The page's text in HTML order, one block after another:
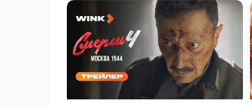
Похожие